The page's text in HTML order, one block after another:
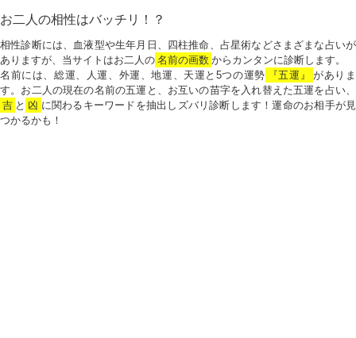
お二人の相性はバッチリ！？
相性診断には、血液型や生年月日、四柱推命、占星術などさまざまな占いが
ありますが、当サイトはお二人の 名前の画数 からカンタンに診断します。
名前には、総運、人運、外運、地運、天運と5つの運勢
『五運』
がありま
す。お二人の現在の名前の五運と、お互いの苗字を入れ替えた五運を占い、
吉 と 凶 に関わるキーワードを抽出しズバリ診断します！運命のお相手が見
つかるかも！